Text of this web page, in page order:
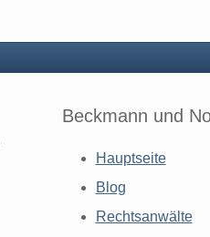
Beckmann und
Hauptseite
Blog
Rechtsanwälte